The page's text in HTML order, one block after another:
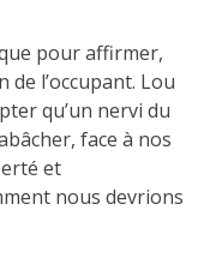
pour affirmer,
l’occupant. Lou
qu’un nervi du
face à nos
et
nous devrions